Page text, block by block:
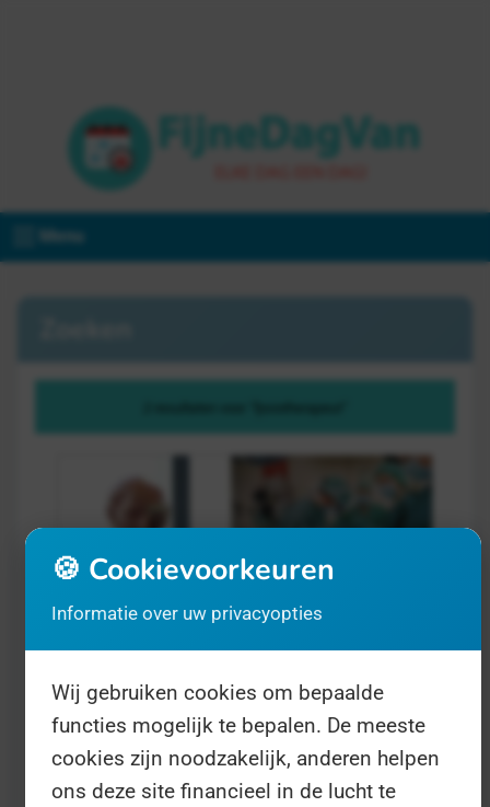
Menu
Internationale Dag van de
Fysiotherapeut
- op 8 september
Gezondheid
🍪 Cookievoorkeuren
Informatie over uw privacyopties
Wij gebruiken cookies om bepaalde
functies mogelijk te bepalen. De meeste
cookies zijn noodzakelijk, anderen helpen
ons deze site financieel in de lucht te